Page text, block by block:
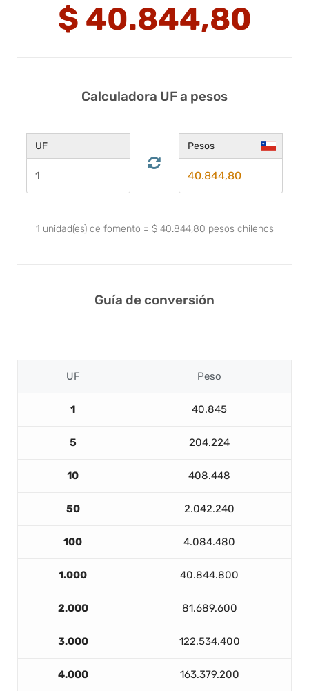
$ 40.844,80
Calculadora UF a pesos
UF Pesos
1 unidad(es) de fomento = $ 40.844,80 pesos chilenos
Guía de conversión
UF Peso
1 40.845
5 204.224
10 408.448
50 2.042.240
100 4.084.480
1.000 40.844.800
2.000 81.689.600
3.000 122.534.400
4.000 163.379.200